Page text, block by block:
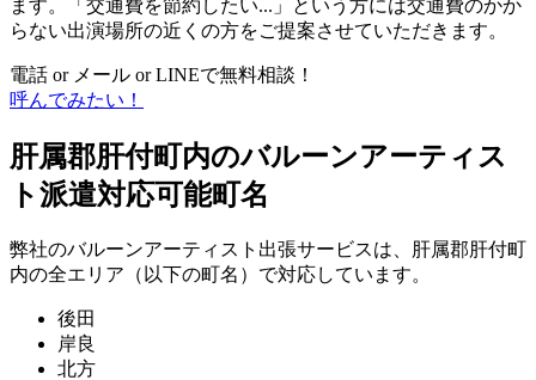
ます。「交通費を節約したい...」という方には交通費のかか
らない出演場所の近くの方をご提案させていただきます。
電話 or メール or LINEで無料相談！
呼んでみたい！
肝属郡肝付町内のバルーンアーティス
ト派遣対応可能町名
弊社のバルーンアーティスト出張サービスは、肝属郡肝付町
内の全エリア（以下の町名）で対応しています。
後田
岸良
北方